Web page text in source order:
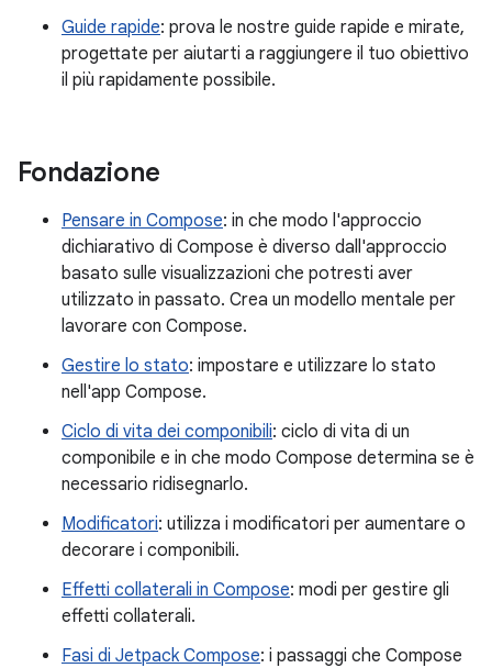
Guide rapide: prova le nostre guide rapide e mirate,
progettate per aiutarti a raggiungere il tuo obiettivo
il più rapidamente possibile.
Fondazione
Pensare in Compose: in che modo l'approccio
dichiarativo di Compose è diverso dall'approccio
basato sulle visualizzazioni che potresti aver
utilizzato in passato. Crea un modello mentale per
lavorare con Compose.
Gestire lo stato: impostare e utilizzare lo stato
nell'app Compose.
Ciclo di vita dei componibili: ciclo di vita di un
componibile e in che modo Compose determina se è
necessario ridisegnarlo.
Modificatori: utilizza i modificatori per aumentare o
decorare i componibili.
Effetti collaterali in Compose: modi per gestire gli
effetti collaterali.
Fasi di Jetpack Compose: i passaggi che Compose